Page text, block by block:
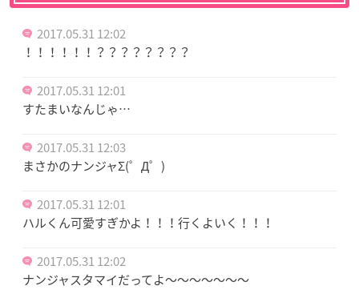
2017.05.31 12:02
！！！！！！？？？？？？？？
2017.05.31 12:01
すたまいなんじゃ…
2017.05.31 12:03
まさかのナンジャΣ(゜Д゜)
2017.05.31 12:01
ハルくん可愛すぎかよ！！！行くよいく！！！
2017.05.31 12:02
ナンジャスタマイだってよ～～～～～～～